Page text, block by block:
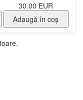
30.00 EUR
Adaugă în coş